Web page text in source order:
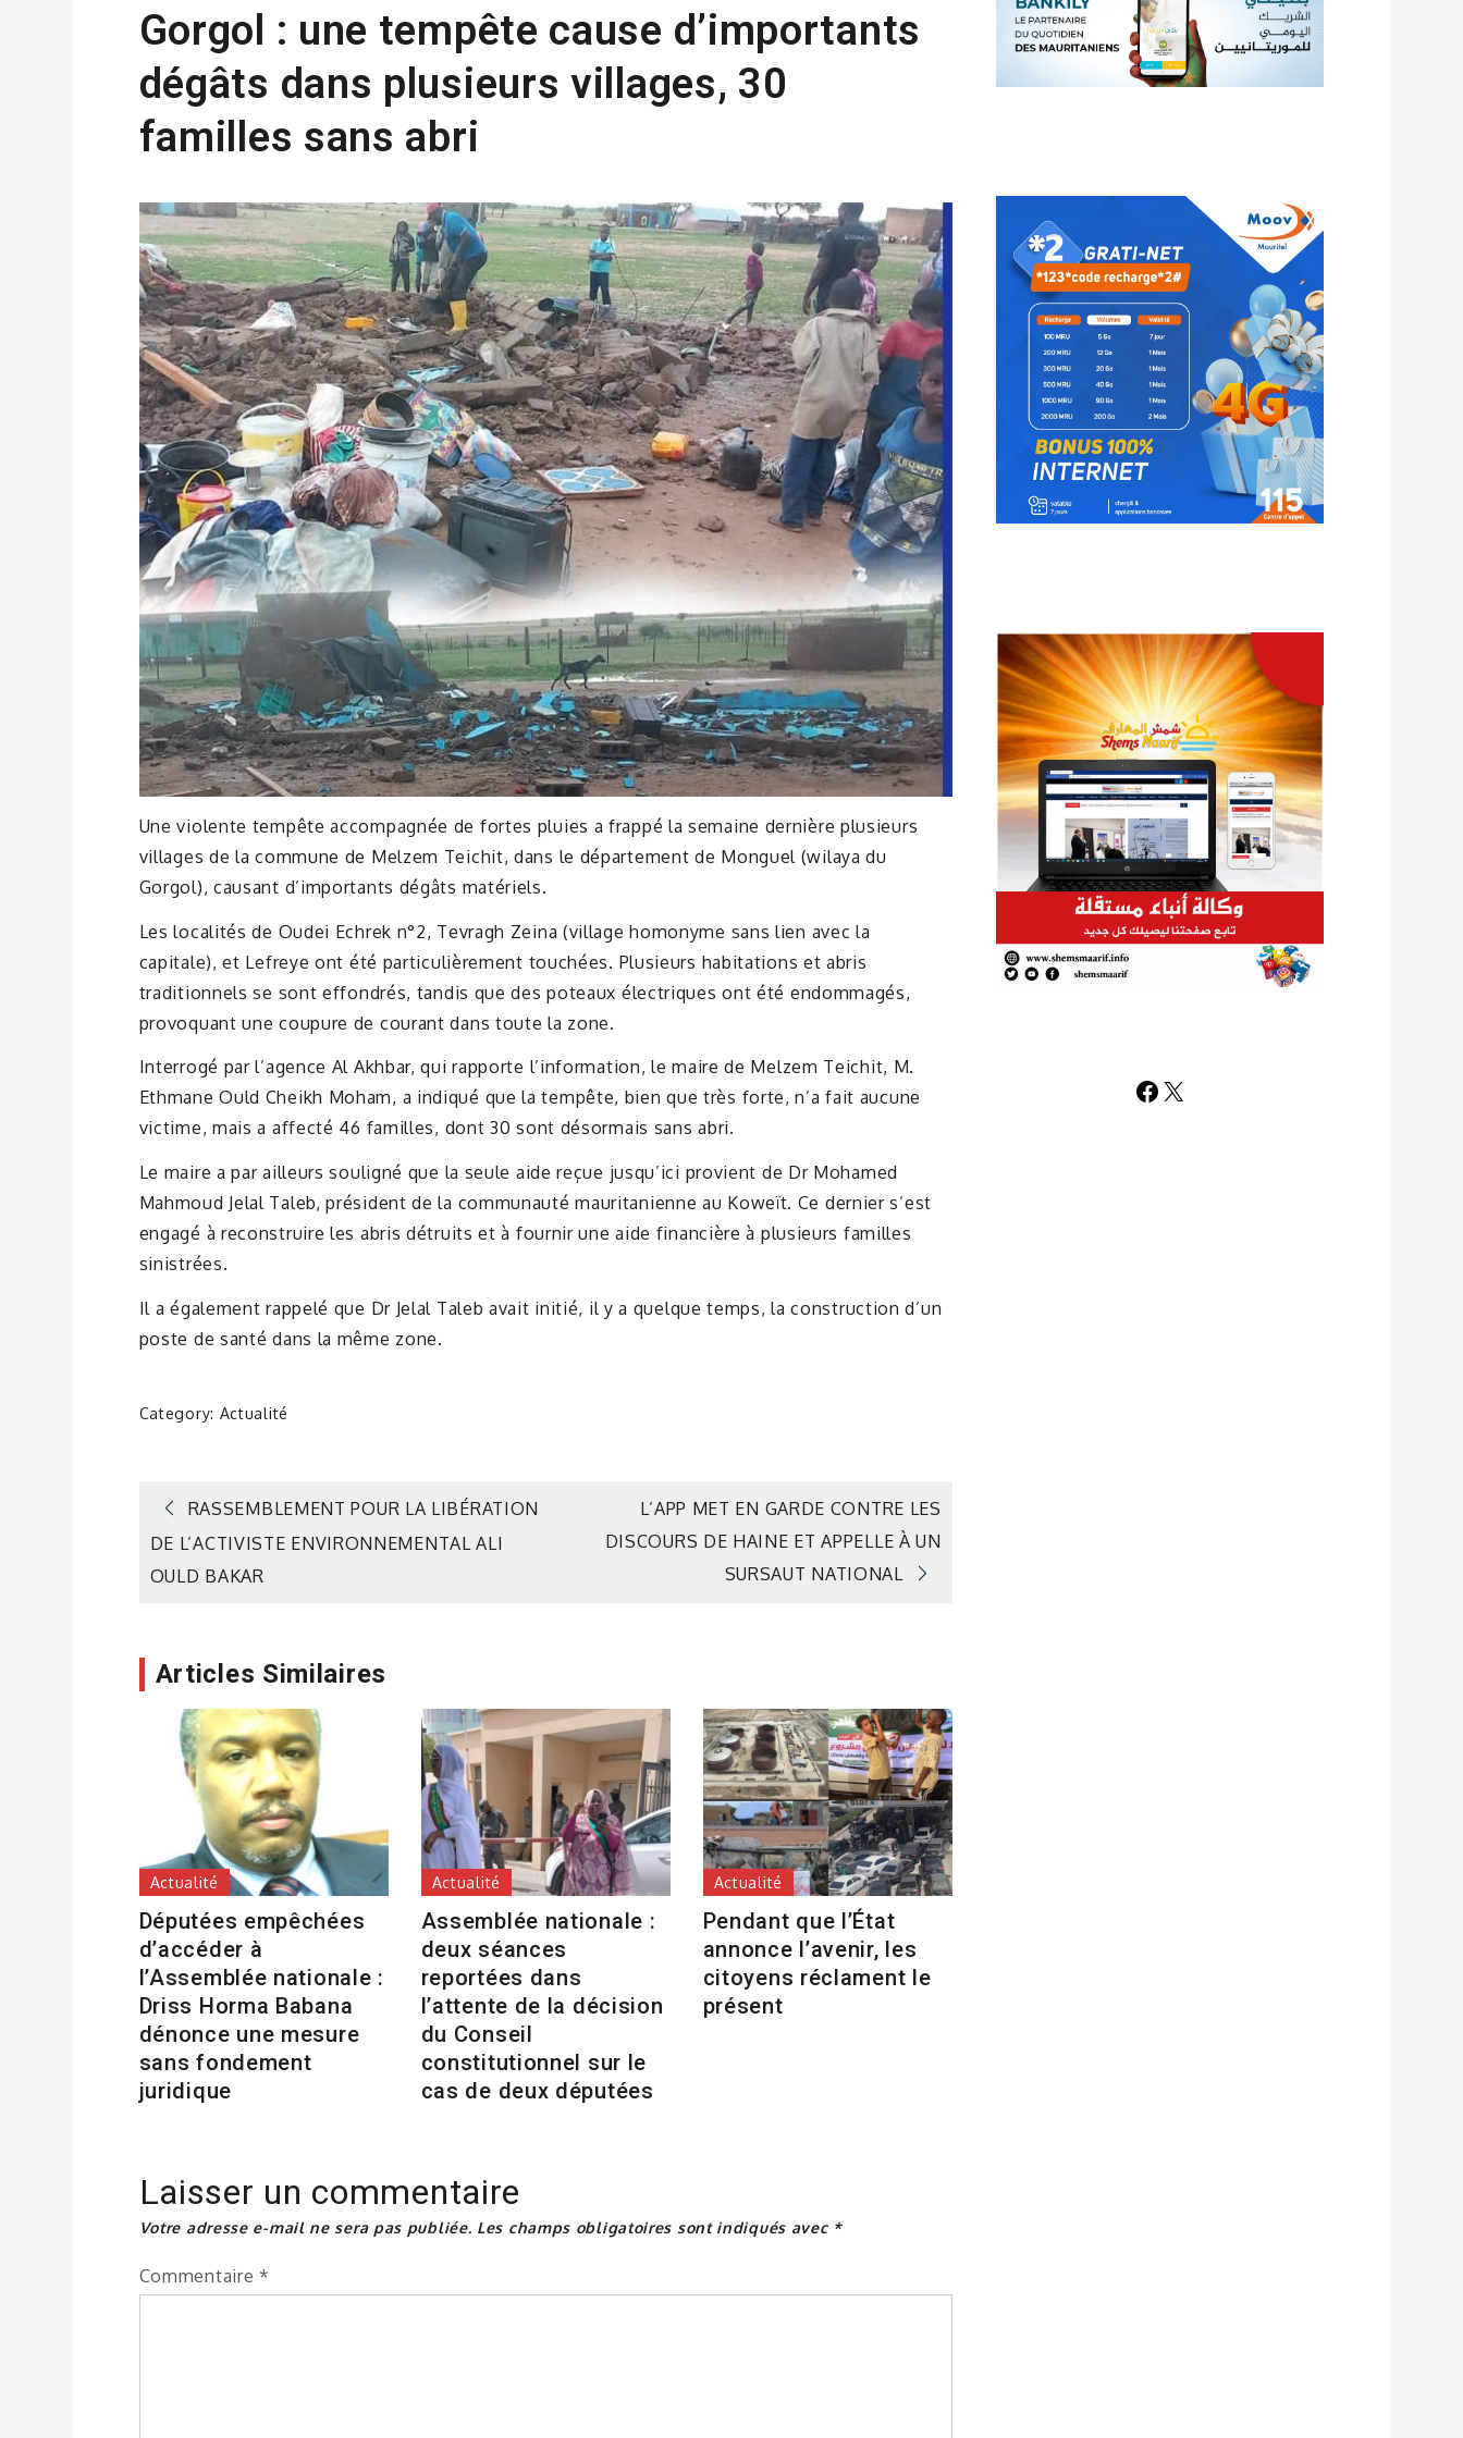
Gorgol : une tempête cause d’importants
dégâts dans plusieurs villages, 30
familles sans abri
Une violente tempête accompagnée de fortes pluies a frappé la semaine dernière plusieurs
villages de la commune de Melzem Teichit, dans le département de Monguel (wilaya du
Gorgol), causant d’importants dégâts matériels.
Les localités de Oudei Echrek n°2, Tevragh Zeina (village homonyme sans lien avec la
capitale), et Lefreye ont été particulièrement touchées. Plusieurs habitations et abris
traditionnels se sont effondrés, tandis que des poteaux électriques ont été endommagés,
provoquant une coupure de courant dans toute la zone.
Interrogé par l’agence Al Akhbar, qui rapporte l’information, le maire de Melzem Teichit, M.
Ethmane Ould Cheikh Moham, a indiqué que la tempête, bien que très forte, n’a fait aucune
victime, mais a affecté 46 familles, dont 30 sont désormais sans abri.
Le maire a par ailleurs souligné que la seule aide reçue jusqu’ici provient de Dr Mohamed
Mahmoud Jelal Taleb, président de la communauté mauritanienne au Koweït. Ce dernier s’est
engagé à reconstruire les abris détruits et à fournir une aide financière à plusieurs familles
sinistrées.
Il a également rappelé que Dr Jelal Taleb avait initié, il y a quelque temps, la construction d’un
poste de santé dans la même zone.
Category: Actualité
Navigation
de
RASSEMBLEMENT POUR LA LIBÉRATION
DE L’ACTIVISTE ENVIRONNEMENTAL ALI
OULD BAKAR
L’APP MET EN GARDE CONTRE LES
DISCOURS DE HAINE ET APPELLE À UN
SURSAUT NATIONAL
Articles Similaires
Actualité
Députées empêchées
d’accéder à
l’Assemblée nationale :
Driss Horma Babana
dénonce une mesure
sans fondement
juridique
Actualité
Assemblée nationale :
deux séances
reportées dans
l’attente de la décision
du Conseil
constitutionnel sur le
cas de deux députées
Actualité
Pendant que l’État
annonce l’avenir, les
citoyens réclament le
présent
Laisser un commentaire
Votre adresse e-mail ne sera pas publiée. Les champs obligatoires sont indiqués avec *
Commentaire *
Facebook
X